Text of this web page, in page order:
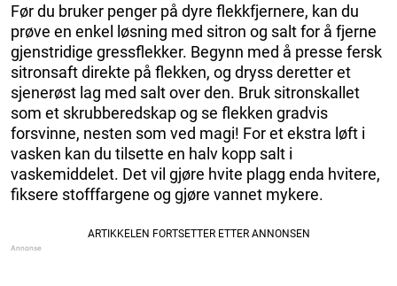
Før du bruker penger på dyre flekkfjernere, kan du
prøve en enkel løsning med sitron og salt for å fjerne
gjenstridige gressflekker. Begynn med å presse fersk
sitronsaft direkte på flekken, og dryss deretter et
sjenerøst lag med salt over den. Bruk sitronskallet
som et skrubberedskap og se flekken gradvis
forsvinne, nesten som ved magi! For et ekstra løft i
vasken kan du tilsette en halv kopp salt i
vaskemiddelet. Det vil gjøre hvite plagg enda hvitere,
fiksere stofffargene og gjøre vannet mykere.